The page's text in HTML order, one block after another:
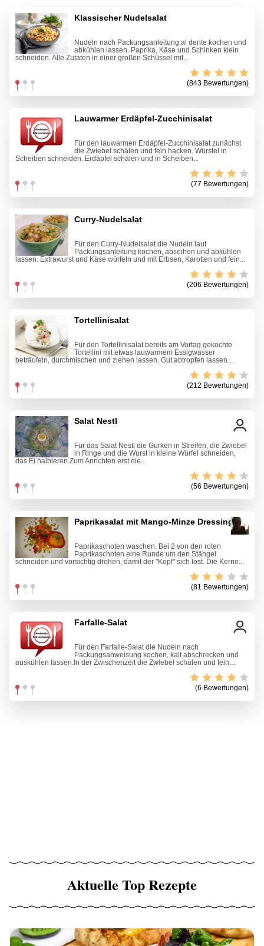
Klassischer Nudelsalat
Nudeln nach Packungsanleitung al dente kochen und
abkühlen lassen. Paprika, Käse und Schinken klein
schneiden. Alle Zutaten in einer großen Schüssel mit...
(843 Bewertungen)
Lauwarmer Erdäpfel-Zucchinisalat
Für den lauwarmen Erdäpfel-Zucchinisalat zunächst
die Zwiebel schälen und fein hacken. Würstel in
Scheiben schneiden. Erdäpfel schälen und in Scheiben...
(77 Bewertungen)
Curry-Nudelsalat
Für den Curry-Nudelsalat die Nudeln laut
Packungsanleitung kochen, abseihen und abkühlen
lassen. Extrawurst und Käse würfeln und mit Erbsen, Karotten und fein...
(206 Bewertungen)
Tortellinisalat
Für den Tortellinisalat bereits am Vortag gekochte
Tortellini mit etwas lauwarmem Essigwasser
beträufeln, durchmischen und ziehen lassen. Gut abtropfen lassen...
(212 Bewertungen)
Salat Nestl
Für das Salat Nestl die Gurken in Streifen, die Zwiebel
in Ringe und die Wurst in kleine Würfel schneiden,
das Ei halbieren.Zum Anrichten erst die...
(56 Bewertungen)
Paprikasalat mit Mango-Minze Dressing
Paprikaschoten waschen. Bei 2 von den roten
Paprikaschoten eine Runde um den Stängel
schneiden und vorsichtig drehen, damit der "Kopf" sich löst. Die Kerne...
(81 Bewertungen)
Farfalle-Salat
Für den Farfalle-Salat die Nudeln nach
Packungsanweisung kochen, kalt abschrecken und
auskühlen lassen.In der Zwischenzeit die Zwiebel schälen und fein...
(6 Bewertungen)
Aktuelle Top Rezepte